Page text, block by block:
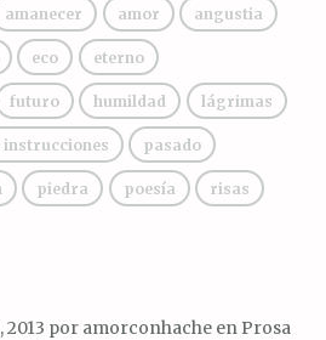
amanecer amor angustia
eco eterno
futuro humildad lágrimas
instrucciones pasado
piedra poesía risas
2013 por amorconhache en Prosa